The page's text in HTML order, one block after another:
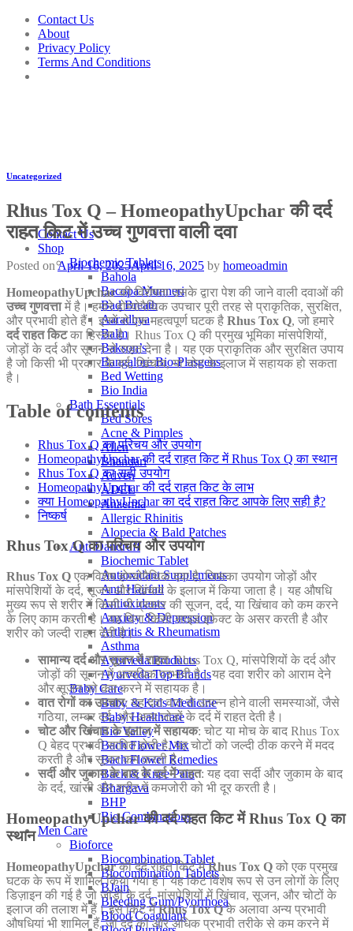
Skip
content
Contact Us
About
Privacy Policy
Terms And Conditions
Contact Us
Shop
Biochemic Tablets
Bahola
Bacopa Munneri
Bad Breath
Aaradhya
Balm
Bakson’s
Bangalore Bio-Plasgens
Bed Wetting
Bio India
Bath Essentials
Bed Sores
Acne & Pimples
Allen
Bhandari
Adven
ADEL
Anaemia
Allergic Rhinitis
Alopecia & Bald Patches
Anti Dandruff
Biochemic Tablet
Antioxidant Supplements
Anti Hairfall
Antioxidants
Anxiety & Depression
Arthritis & Rheumatism
Asthma
Ayurveda Products
Ayurveda Top Brands
Baby Care
Baby & Kids Medicine
Baby Healthcare
Bio Valley
Bach Flower Mix
Bach Flower Remedies
Back & Knee Pain
Bhargava
BHP
Bio Combinations
Men Care
Bioforce
Biocombination Tablet
Biocombination Tablets
BJain
Bleeding Gum/Pyorrhoea
Blood Coagulant
Uncategorized
Rhus Tox Q – HomeopathyUpchar की दर्द
राहत किट में उच्च गुणवत्ता वाली दवा
Posted onApril 16, 2025April 16, 2025 by homeoadmin
HomeopathyUpcharकी विशेषता उसके द्वारा पेश की जाने वाली दवाओं की
उच्च गुणवत्तामें है। हमारे होम्योपैथिक उपचार पूरी तरह से प्राकृतिक, सुरक्षित,
और प्रभावी होते हैं। इनमें से एक महत्वपूर्ण घटक है Rhus Tox Q, जो हमारे
दर्द राहत किटका हिस्सा है। Rhus Tox Q की प्रमुख भूमिका मांसपेशियों,
जोड़ों के दर्द और सूजन से राहत देना है। यह एक प्राकृतिक और सुरक्षित उपाय
है जो किसी भी प्रकार के दर्द, खिंचाव, या चोट के इलाज में सहायक हो सकता
है।
Table of contents
Rhus Tox Q का परिचय और उपयोग
HomeopathyUpchar की दर्द राहत किट में Rhus Tox Q का स्थान
Rhus Tox Q का सही उपयोग
HomeopathyUpchar की दर्द राहत किट के लाभ
क्या HomeopathyUpchar का दर्द राहत किट आपके लिए सही है?
निष्कर्ष
Rhus Tox Q का परिचय और उपयोग
Rhus Tox Q एक विशेष होम्योपैथिक दवा है, जिसका उपयोग जोड़ों और
मांसपेशियों के दर्द, सूजन और खिंचाव के इलाज में किया जाता है। यह औषधि
मुख्य रूप से शरीर में किसी भी प्रकार की सूजन, दर्द, या खिंचाव को कम करने
के लिए काम करती है। यह बिना किसी साइड इफेक्ट के असर करती है और
शरीर को जल्दी राहत देती है।
सामान्य दर्द और सूजन में राहत: Rhus Tox Q, मांसपेशियों के दर्द और
जोड़ों की सूजन में अत्यधिक प्रभावी है। यह दवा शरीर को आराम देने
और सूजन को कम करने में सहायक है।
वात रोगों का उपचार: यह दवा वात से उत्पन्न होने वाली समस्याओं, जैसे
गठिया, लम्बर दर्द, और अन्य जोड़ों के दर्द में राहत देती है।
चोट और खिंचाव के इलाज में सहायक: चोट या मोच के बाद Rhus Tox
Q बेहद प्रभावी साबित होती है, यह चोटों को जल्दी ठीक करने में मदद
करती है और सूजन कम करती है।
सर्दी और जुकाम के बाद के दर्द में राहत: यह दवा सर्दी और जुकाम के बाद
के दर्द, खांसी और शरीर में कमजोरी को भी दूर करती है।
HomeopathyUpchar की दर्द राहत किट में Rhus Tox Q का
स्थान
HomeopathyUpcharकी दर्द राहत किट मेंRhus Tox Q को एक प्रमुख
घटक के रूप में शामिल किया गया है। यह किट विशेष रूप से उन लोगों के लिए
डिज़ाइन की गई है जो जोड़ों के दर्द, मांसपेशियों में खिंचाव, सूजन, और चोटों के
इलाज की तलाश में हैं। इस किट मेंRhus Tox Qके अलावा अन्य प्रभावी
औषधियां भी शामिल हैं, जो दर्द को और अधिक प्रभावी तरीके से कम करने में